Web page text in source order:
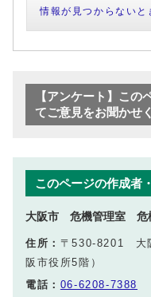
情報が見つからないと
【アンケート】この
てご意見をお聞かせ
このページの作成者
大阪市 危機管理室 危
住所： 〒530-8201 大
阪市役所5階）
電話： 06-6208-7388